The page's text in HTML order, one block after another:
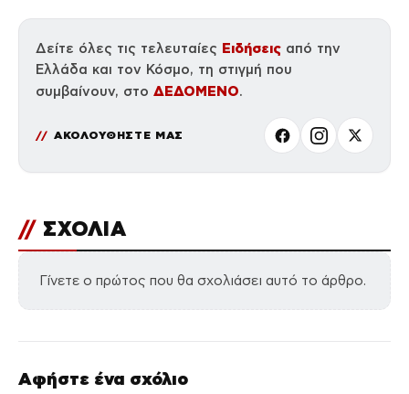
Δείτε όλες τις τελευταίες Ειδήσεις από την
Ελλάδα και τον Κόσμο, τη στιγμή που
συμβαίνουν, στο ΔΕΔΟΜΕΝΟ.
ΑΚΟΛΟΥΘΗΣΤΕ ΜΑΣ
// ΣΧΟΛΙΑ
Γίνετε ο πρώτος που θα σχολιάσει αυτό το άρθρο.
Αφήστε ένα σχόλιο